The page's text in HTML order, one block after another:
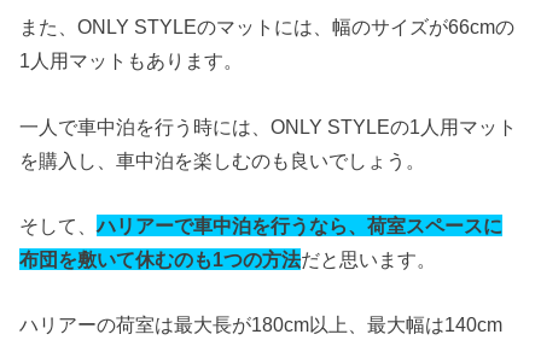
また、ONLY STYLEのマットには、幅のサイズが66cmの
1人用マットもあります。
一人で車中泊を行う時には、ONLY STYLEの1人用マット
を購入し、車中泊を楽しむのも良いでしょう。
そして、ハリアーで車中泊を行うなら、荷室スペースに
布団を敷いて休むのも1つの方法だと思います。
ハリアーの荷室は最大長が180cm以上、最大幅は140cm